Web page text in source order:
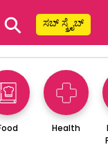
⚲ ಸಬ್ ಸ್ಕ್ರೈಬ್
Health